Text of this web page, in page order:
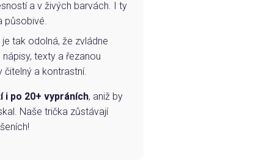
a v živých barvách. I ty
působivé.
tak odolná, že zvládne
texty a řezanou
čitelný a kontrastní.
i po 20+ vypráních, aniž by
Naše trička zůstávají